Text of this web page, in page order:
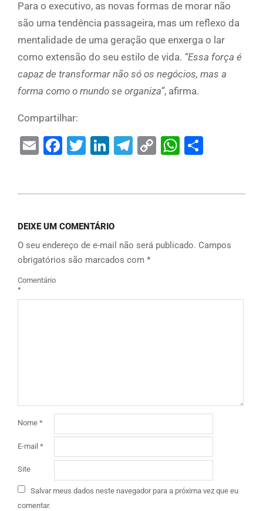
Para o executivo, as novas formas de morar não
são uma tendência passageira, mas um reflexo da
mentalidade de uma geração que enxerga o lar
como extensão do seu estilo de vida. “Essa força é
capaz de transformar não só os negócios, mas a
forma como o mundo se organiza”, afirma.
Compartilhar:
EmailFacebook
Twitter
LinkedIn
Telegram
Copy
DEIXE UM COMENTÁRIO
O seu endereço de e-mail não será publicado. Campos
obrigatórios são marcados com *
Comentário
*
Nome *
E-mail *
Site
Salvar meus dados neste navegador para a próxima vez que eu
comentar.